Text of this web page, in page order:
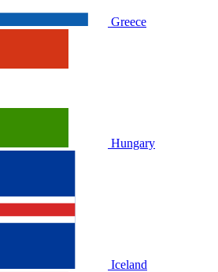
Greece
Hungary
Iceland